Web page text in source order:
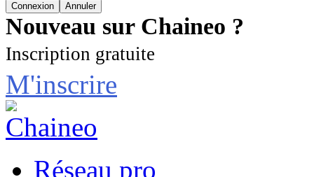
Nouveau sur Chaineo ?
Inscription gratuite
M'inscrire
Réseau pro